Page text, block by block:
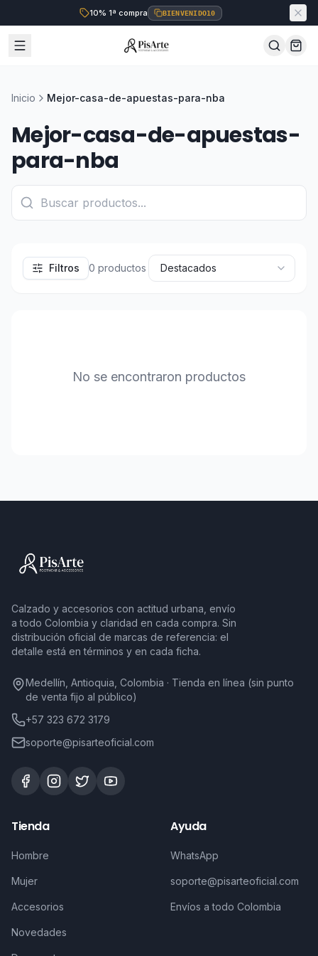
10% 1ª compra BIENVENIDO10
Inicio Mejor-casa-de-apuestas-para-nba
Mejor-casa-de-apuestas-
para-nba
Filtros 0 productos
No se encontraron productos
Calzado y accesorios con actitud urbana, envío
a todo Colombia y claridad en cada compra. Sin
distribución oficial de marcas de referencia: el
detalle está en términos y en cada ficha.
Medellín, Antioquia, Colombia · Tienda en línea (sin punto
de venta fijo al público)
+57 323 672 3179
soporte@pisarteoficial.com
Tienda
Hombre
Mujer
Accesorios
Novedades
Ayuda
WhatsApp
soporte@pisarteoficial.com
Envíos a todo Colombia